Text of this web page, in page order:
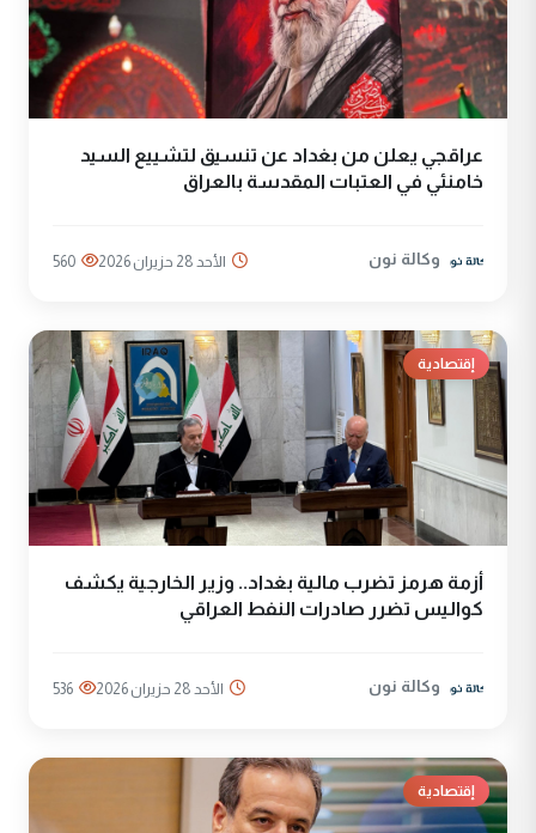
عراقجي يعلن من بغداد عن تنسيق لتشييع السيد
خامنئي في العتبات المقدسة بالعراق
وكالة نون الأحد 28 حزيران 2026 560
إقتصادية
أزمة هرمز تضرب مالية بغداد.. وزير الخارجية يكشف
كواليس تضرر صادرات النفط العراقي
وكالة نون الأحد 28 حزيران 2026 536
إقتصادية